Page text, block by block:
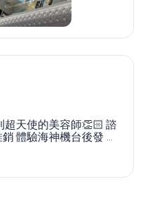
天使的美容師👏🏻 諮
體驗海神機台後發 ...